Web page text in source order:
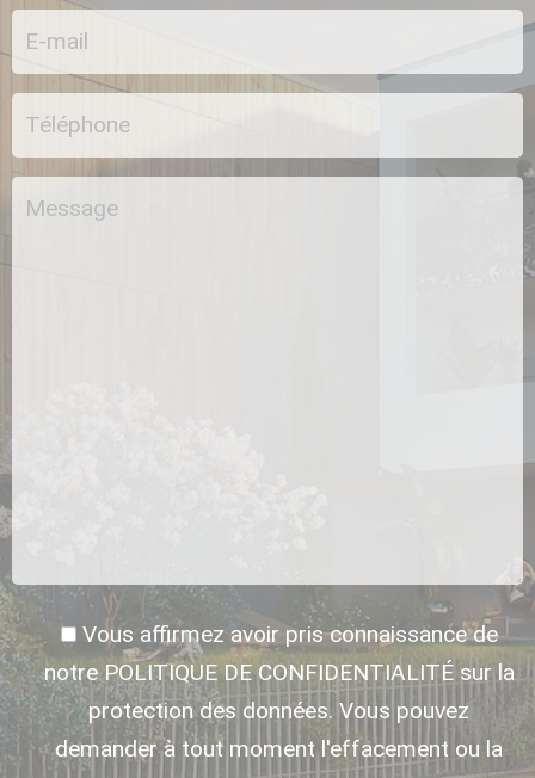
Vous affirmez avoir pris connaissance de
notre POLITIQUE DE CONFIDENTIALITÉ sur la
protection des données. Vous pouvez
demander à tout moment l'effacement ou la